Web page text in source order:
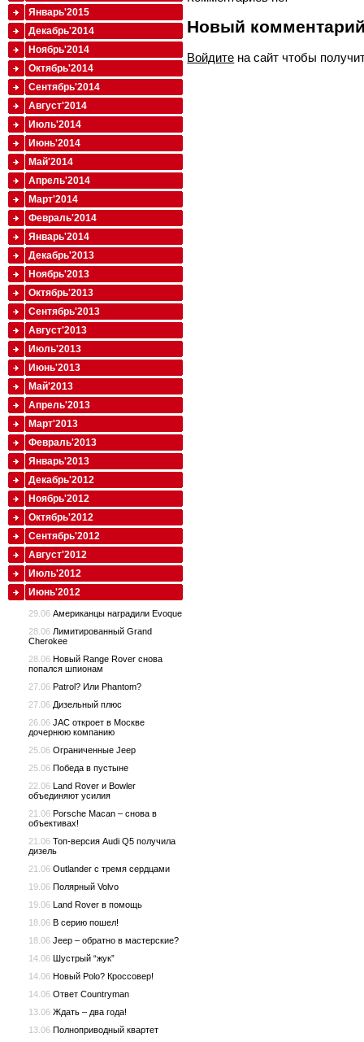
Новый
Войдите на сайт чтобы
Январь'2015
Декабрь'2014
Ноябрь'2014
Октябрь'2014
Сентябрь'2014
Август'2014
Июль'2014
Июнь'2014
Май'2014
Апрель'2014
Март'2014
Февраль'2014
Январь'2014
Декабрь'2013
Ноябрь'2013
Октябрь'2013
Сентябрь'2013
Август'2013
Июль'2013
Июнь'2013
Май'2013
Апрель'2013
Март'2013
Февраль'2013
Январь'2013
Декабрь'2012
Ноябрь'2012
Октябрь'2012
Сентябрь'2012
Август'2012
Июль'2012
Июнь'2012
29.06 Американцы наградили Evoque
28.06 Лимитированный Grand
Cherokee
28.06 Новый Range Rover снова
попался шпионам
27.06 Patrol? Или Phantom?
27.06 Дизельный плюс
26.06 JAC откроет в Москве
дочернюю компанию
25.06 Ограниченные Jeep
25.06 Победа в пустыне
22.06 Land Rover и Bowler
объединяют усилия
21.06 Porsche Macan – снова в
объективах!
21.06 Топ-версия Audi Q5 получила
дизель
21.06 Outlander с тремя сердцами
19.06 Полярный Volvo
19.06 Land Rover в помощь
18.06 В серию пошел!
18.06 Jeep – обратно в мастерские?
14.06 Шустрый “жук”
14.06 Новый Polo? Кроссовер!
14.06 Ответ Countryman
13.06 Ждать – два года!
13.06 Полноприводный квартет